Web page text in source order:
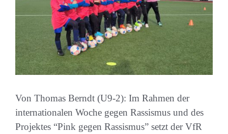
Von Thomas Berndt (U9-2): Im Rahmen der
internationalen Woche gegen Rassismus und des
Projektes “Pink gegen Rassismus” setzt der VfR